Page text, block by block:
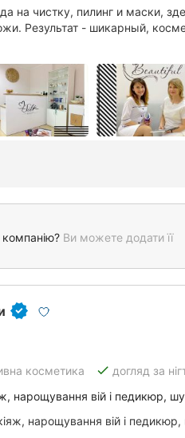
на чистку, пилинг и маски,
Результат - шикарный,
Ви можете додати її
косметика done догляд за
нарощування вій і педикюр,
нарощування вій і